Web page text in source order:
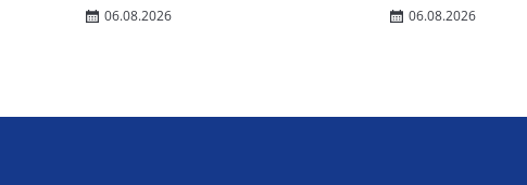
06.08.2026 06.08.2026